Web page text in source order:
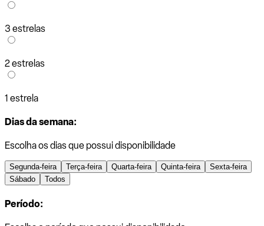
3 estrelas
2 estrelas
1 estrela
Dias da semana:
Escolha os dias que possui disponibilidade
Segunda-feira Terça-feira Quarta-feira Quinta-feira
Sexta-feira
Sábado
Todos
Período: